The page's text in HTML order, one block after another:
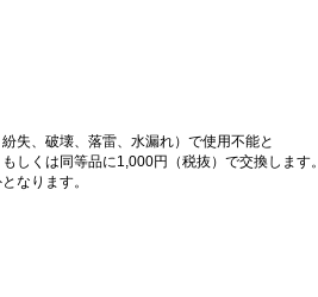
失、破壊、落雷、水漏れ）で使用不能と
しくは同等品に1,000円（税抜）で交換します。
なります。